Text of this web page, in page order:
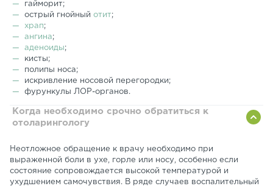
гайморит;
острый гнойный отит;
храп;
ангина;
аденоиды;
кисты;
полипы носа;
искривление носовой перегородки;
фурункулы ЛОР-органов.
Когда необходимо срочно обратиться к
отоларингологу
Неотложное обращение к врачу необходимо при
выраженной боли в ухе, горле или носу, особенно если
состояние сопровождается высокой температурой и
ухудшением самочувствия. В ряде случаев воспалительный